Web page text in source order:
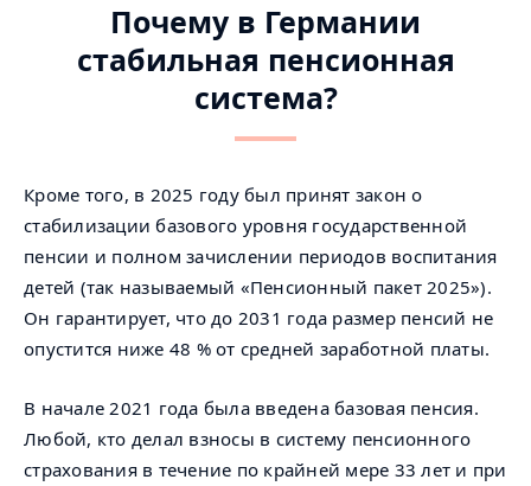
Почему в Германии
стабильная пенсионная
система?
Кроме того, в 2025 году был принят закон о
стабилизации базового уровня государственной
пенсии и полном зачислении периодов воспитания
детей (так называемый «Пенсионный пакет 2025»).
Он гарантирует, что до 2031 года размер пенсий не
опустится ниже 48 % от средней заработной платы.
В начале 2021 года была введена базовая пенсия.
Любой, кто делал взносы в систему пенсионного
страхования в течение по крайней мере 33 лет и при